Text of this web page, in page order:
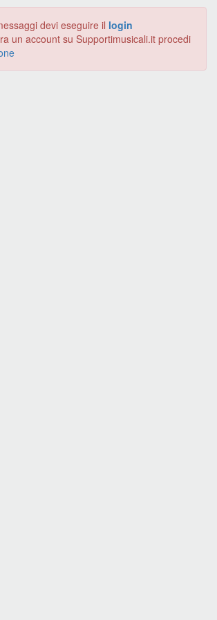
devi eseguire il login
un account su Supportimusicali.it procedi